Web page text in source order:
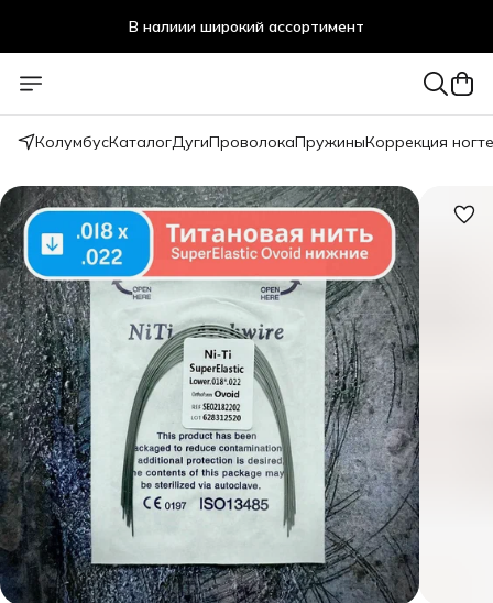
В налиии широкий ассортимент
Стоматологичечкие материалы оптом и в розницу
КолумбусКаталогДугиПроволокаПружиныКоррекция